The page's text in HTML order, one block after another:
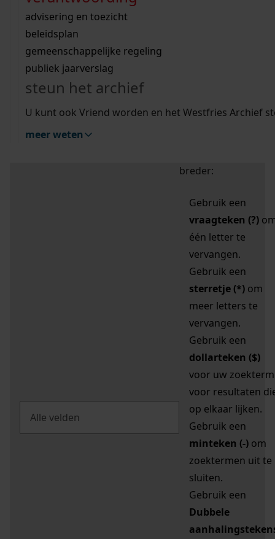
bouwvergunningen
omgevingsvergunningen
vergunningen
beeld en geluid
uitleg nodig?
Wij helpen u op weg met een aantal zoektips.
bekijk alle zoektips
Wij helpen u op weg met een aantal zoektips.
bekijk alle zoektips
bekijk ons geschiedenislokaal
advisering en toezicht
beleidsplan
gemeenschappelijke regeling
publiek jaarverslag
steun het archief
U kunt ook Vriend worden en het Westfries Archief
meer weten
zoektips
Mijn Studiezaal (inloggen)
uw zoekopdracht te
breder:
Gebruik een
vraagteken (?)
één letter te
vervangen.
Gebruik een
sterretje (*) om
meer letters te
vervangen.
Gebruik een
dollarteken ($)
voor uw zoekterm
voor resultaten
op elkaar lijken.
Gebruik een
minteken (-) om
zoektermen uit te
sluiten.
Gebruik een
Dubbele